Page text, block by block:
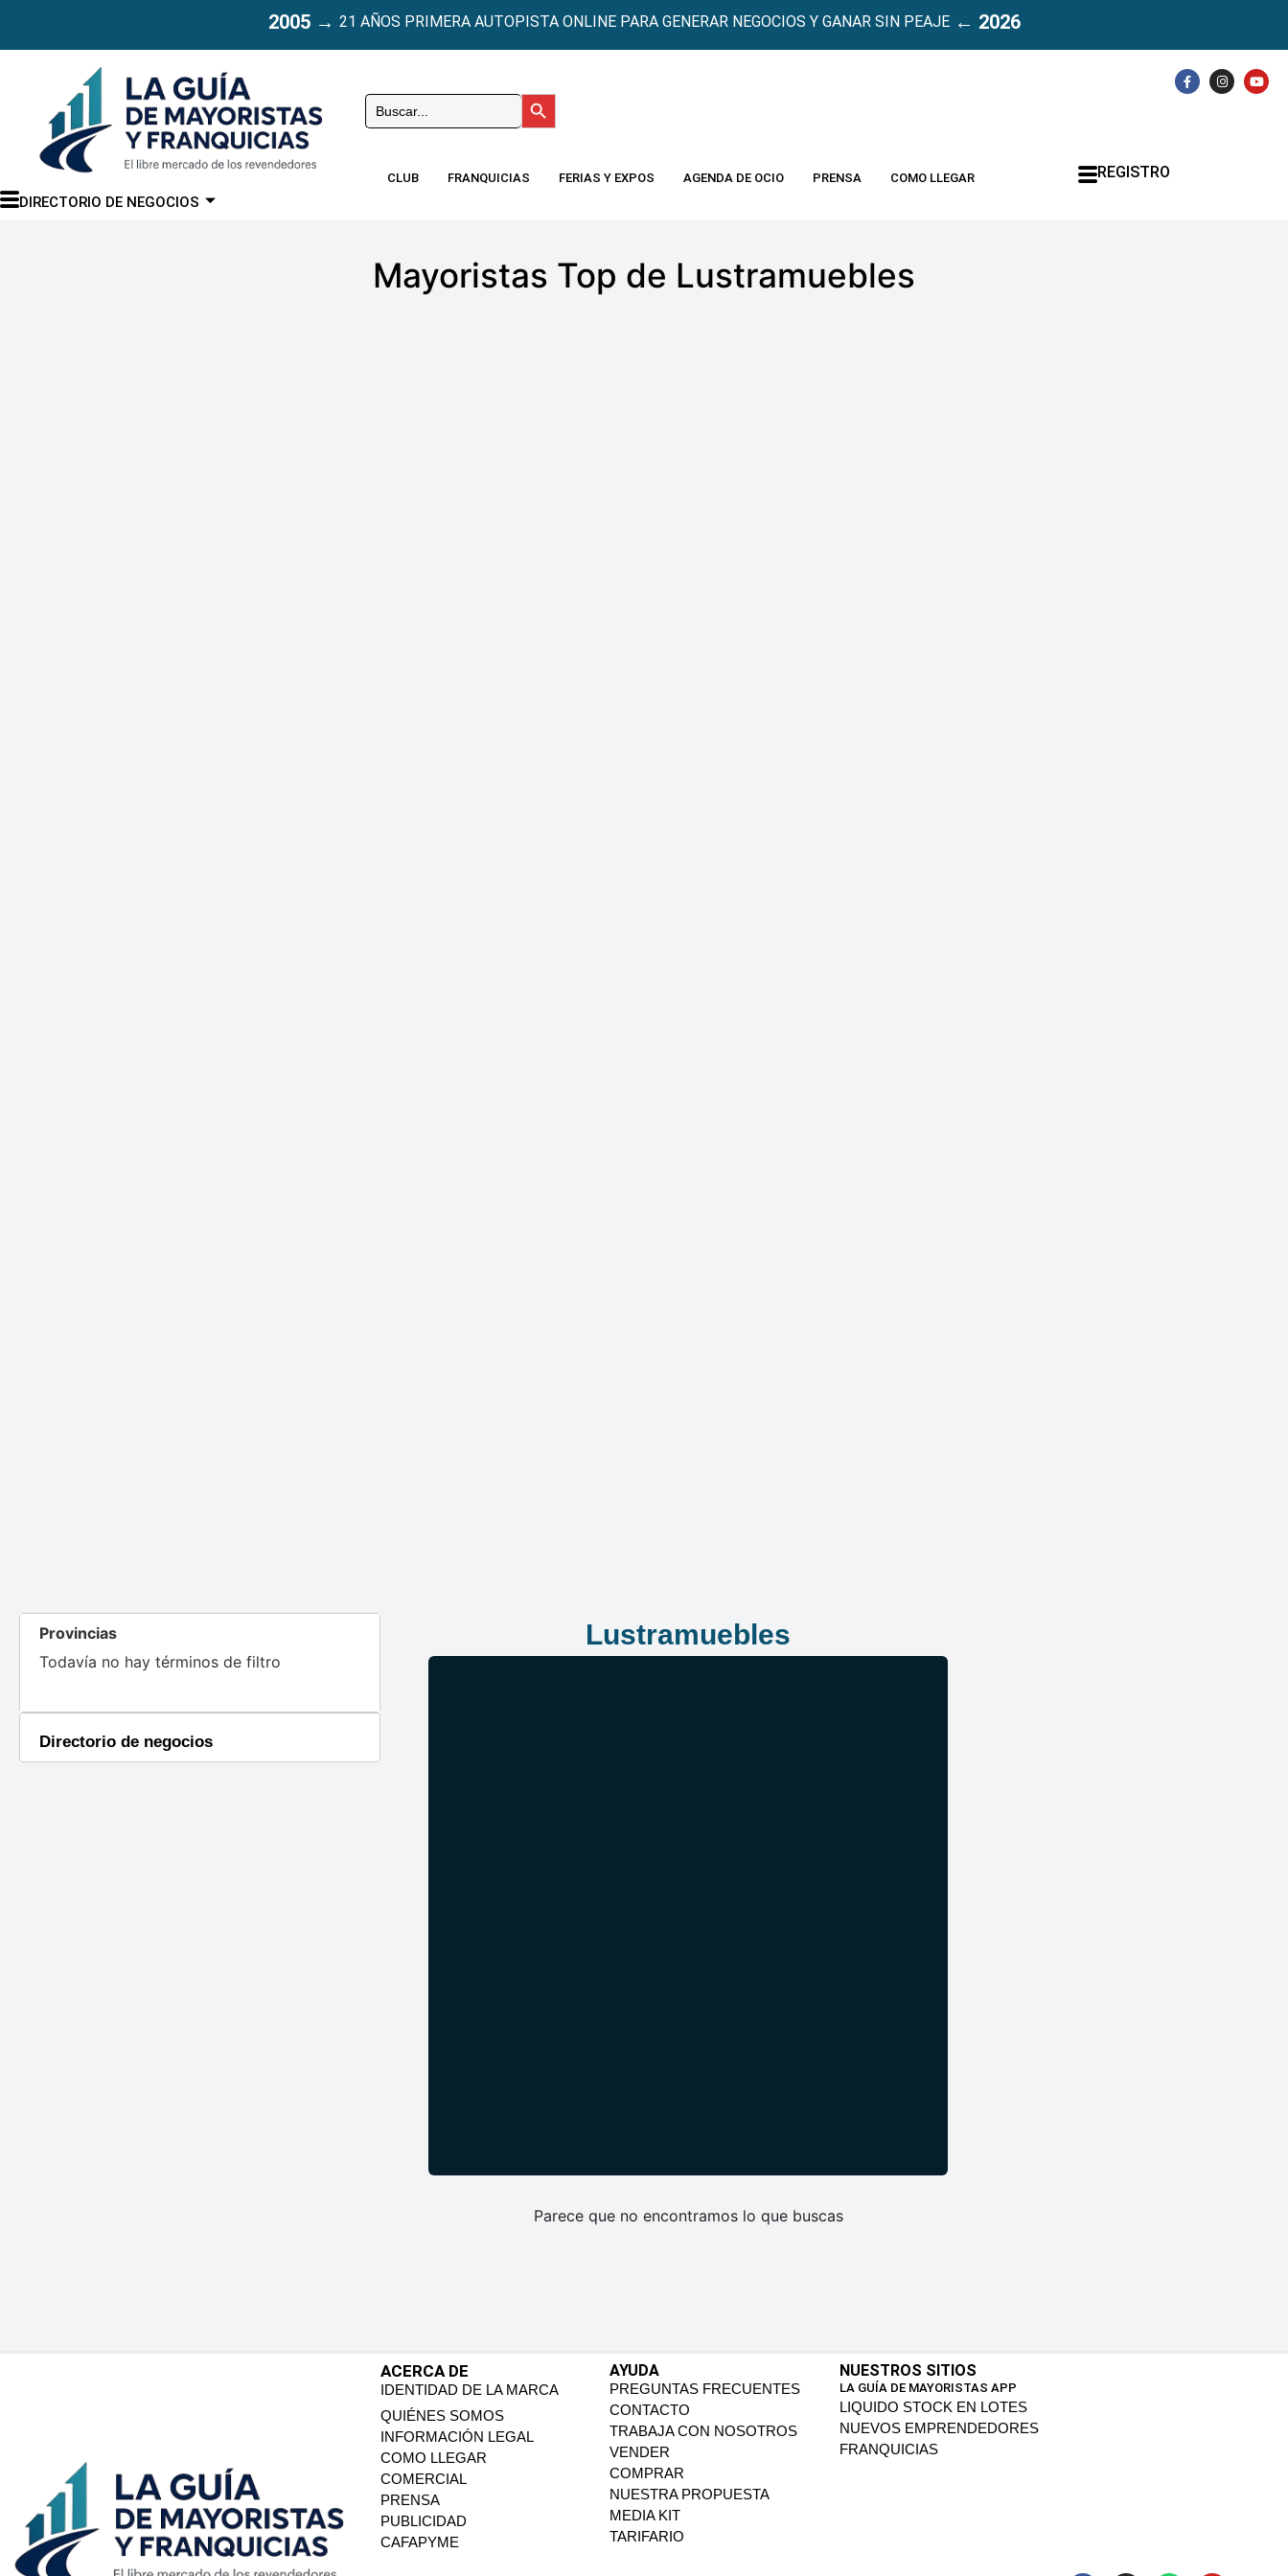
2005→ 21 AÑOS PRIMERA AUTOPISTA ONLINE PARA GENERAR NEGOCIOS Y GANAR SIN PEAJE← 2026
DIRECTORIO DE NEGOCIOS
Buscar: Botón de búsqueda
CLUB FRANQUICIAS FERIAS Y EXPOS AGENDA DE OCIO PRENSA COMO LLEGAR REGISTRO
Mayoristas Top de Lustramuebles
Provincias
Todavía no hay términos de filtro
Directorio de negocios
Lustramuebles
Parece que no encontramos lo que buscas
ACERCA DE
IDENTIDAD DE LA MARCA
QUIÉNES SOMOS
INFORMACIÓN LEGAL
COMO LLEGAR
COMERCIAL
PRENSA
PUBLICIDAD
CAFAPYME
AYUDA
PREGUNTAS FRECUENTES
CONTACTO
TRABAJA CON NOSOTROS
VENDER
COMPRAR
NUESTRA PROPUESTA
MEDIA KIT
TARIFARIO
NUESTROS SITIOS
LA GUÍA DE MAYORISTAS APP
LIQUIDO STOCK EN LOTES
NUEVOS EMPRENDEDORES
FRANQUICIAS